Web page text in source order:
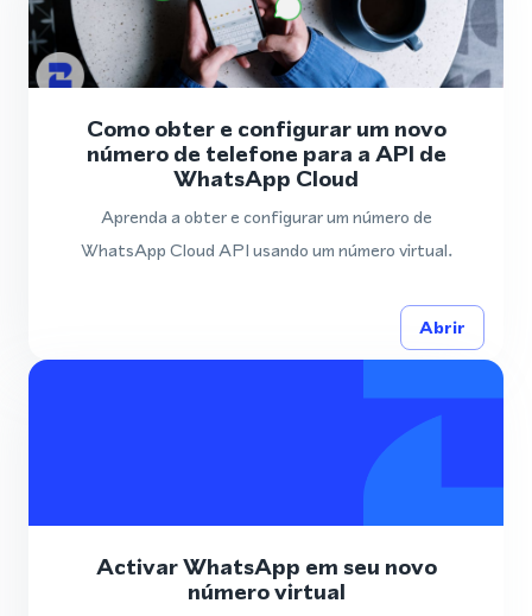
Como obter e configurar um novo
número de telefone para a API de
WhatsApp Cloud
Aprenda a obter e configurar um número de
WhatsApp Cloud API usando um número virtual.
Abrir
Activar WhatsApp em seu novo
número virtual